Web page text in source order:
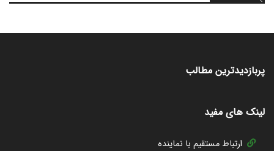
لینک های مفید
ارتباط مستقیم با نماینده
پربازدیدترین مطالب